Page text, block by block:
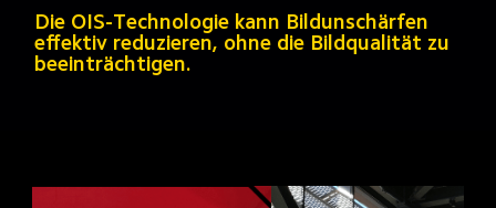
Die OIS-Technologie kann Bildunschärfen
effektiv reduzieren, ohne die Bildqualität zu
beeinträchtigen.